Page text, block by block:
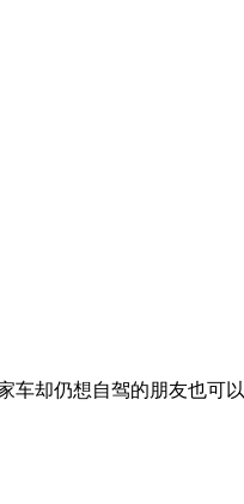
车却仍想自驾的朋友也可